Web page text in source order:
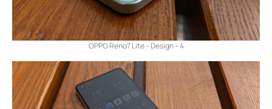
OPPO Reno7 Lite – Design – 4